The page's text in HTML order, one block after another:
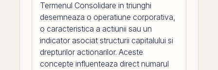
Termenul Consolidare in triunghi
desemneaza o operatiune corporativa,
o caracteristica a actiunii sau un
indicator asociat structurii capitalului si
drepturilor actionarilor. Aceste
concepte influenteaza direct numarul